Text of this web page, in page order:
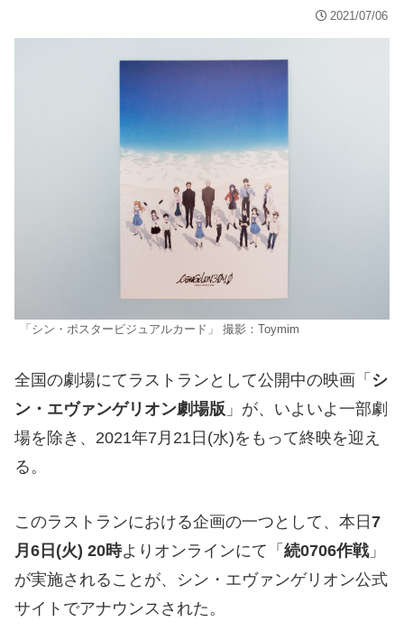
2021/07/06
「シン・ポスタービジュアルカード」 撮影：Toymim
全国の劇場にてラストランとして公開中の映画「 シ
ン・エヴァンゲリオン劇場版 」が、いよいよ一部劇
場を除き、2021年7月21日(水)をもって終映を迎え
る。
このラストランにおける企画の一つとして、本日7
月6日(火) 20時よりオンラインにて「 続0706作戦」
が実施されることが、シン・エヴァンゲリオン公式
サイトでアナウンスされた。